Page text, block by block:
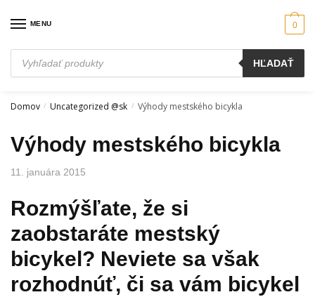
MENU
Products
search
HĽADAŤ
0
Domov / Uncategorized @sk / Výhody mestského bicykla
Výhody mestského bicykla
11. januára 2015
Rozmýšľate, že si
zaobstaráte mestský
bicykel? Neviete sa však
rozhodnúť, či sa vám bicykel